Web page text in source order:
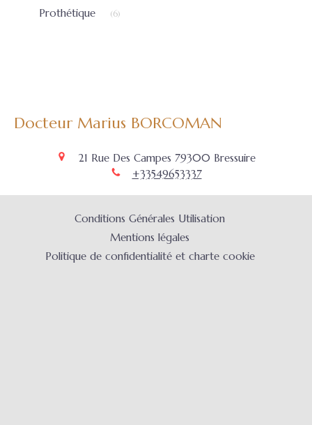
Prothétique (6)
Docteur Marius BORCOMAN
21 Rue Des Campes 79300 Bressuire
+33549653337
Conditions Générales Utilisation
Mentions légales
Politique de confidentialité et charte cookie